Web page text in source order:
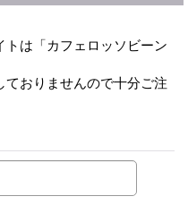
トは「カフェロッソビーン
ておりませんので十分ご注